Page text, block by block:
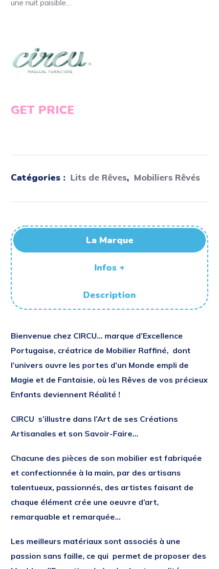
une nuit paisible…
GET PRICE
Catégories : Lits de Rêves, Mobiliers Rêvés
La Marque
Infos +
Description
Bienvenue chez CIRCU… marque d’Excellence
Portugaise, créatrice de Mobilier Raffiné, dont
l’univers ouvre les portes d’un Monde empli de
Magie et de Fantaisie, où les Rêves de vos précieux
Enfants deviennent Réalité !
CIRCU s’illustre dans l’Art de ses Créations
Artisanales et son Savoir-Faire…
Chacune des pièces de son mobilier est fabriquée
et confectionnée à la main, par des artisans
talentueux, passionnés, des artistes faisant de
chaque élément crée une oeuvre d’art,
remarquable et remarquée…
Les meilleurs matériaux sont associés à une
passion sans faille, ce qui permet de proposer des